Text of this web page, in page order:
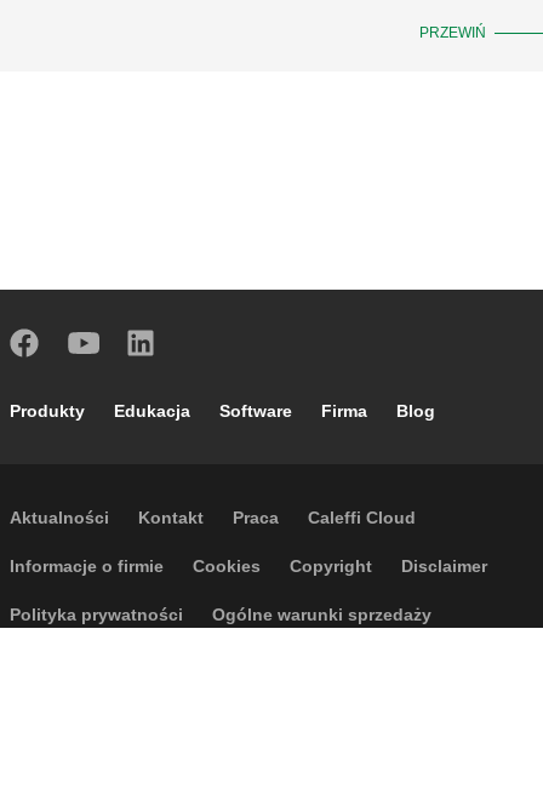
PRZEWIŃ
Footer main navigation
Produkty Edukacja Software Firma Blog
Footer secondary navigation
Aktualności Kontakt Praca Caleffi Cloud
Footer menu
Informacje o firmie Cookies Copyright Disclaimer
Polityka prywatności Ogólne warunki sprzedaży